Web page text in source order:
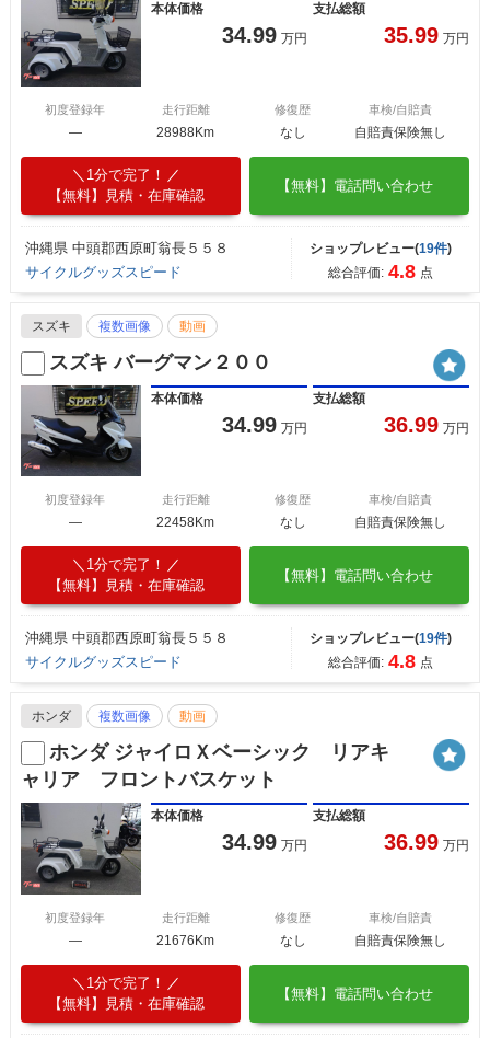
本体価格
34.99 万円
支払総額
35.99 万円
初度登録年
―
走行距離
28988Km
修復歴
なし
車検/自賠責
自賠責保険無し
1分で完了！
【無料】見積・在庫確認
【無料】電話問い合わせ
沖縄県 中頭郡西原町翁長５５８
サイクルグッズスピード
ショップレビュー(19件)
総合評価: 4.8 点
スズキ 複数画像 動画
スズキ バーグマン２００
本体価格
34.99 万円
支払総額
36.99 万円
初度登録年
―
走行距離
22458Km
修復歴
なし
車検/自賠責
自賠責保険無し
1分で完了！
【無料】見積・在庫確認
【無料】電話問い合わせ
沖縄県 中頭郡西原町翁長５５８
サイクルグッズスピード
ショップレビュー(19件)
総合評価: 4.8 点
ホンダ 複数画像 動画
ホンダ ジャイロＸベーシック リアキ
ャリア フロントバスケット
本体価格
34.99 万円
支払総額
36.99 万円
初度登録年
―
走行距離
21676Km
修復歴
なし
車検/自賠責
自賠責保険無し
1分で完了！
【無料】見積・在庫確認
【無料】電話問い合わせ